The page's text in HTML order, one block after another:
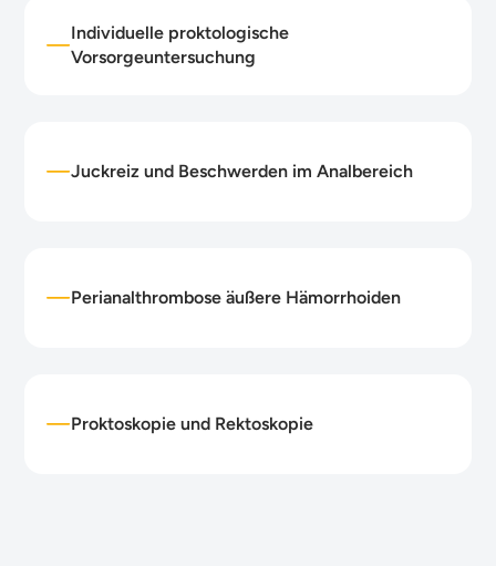
Individuelle proktologische
Vorsorgeuntersuchung
Juckreiz und Beschwerden im Analbereich
Perianalthrombose äußere Hämorrhoiden
Proktoskopie und Rektoskopie